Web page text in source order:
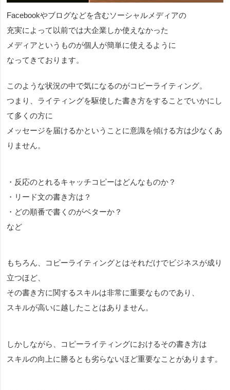
Facebookやブログなどを含むソーシャルメディアの
充実によって以前では大企業しか使えなかった
メディアというものが個人が簡単に使えるように
なってきております。
このような状況の中で気になるのがコピーライティング。
つまり、ライティングを駆使した書き方をすることでいかにし
て多くの方に
メッセージを届けるかということに意識を傾ける方は少なくあ
りません。
・反応のとれるキャッチコピーはどんなものか？
・リード文の書き方は？
・どの順番で書くのがベターか？
など
もちろん、コピーライティングとはそれだけでビジネスが成り
立つほど、
その書き方に関するスキルは非常に重要なものであり、
スキルが高いに越したことはありません。
しかしながら、コピーライティングにおけるその書き方は
スキルの向上に勝るとも劣らないほど重要なことがあります。